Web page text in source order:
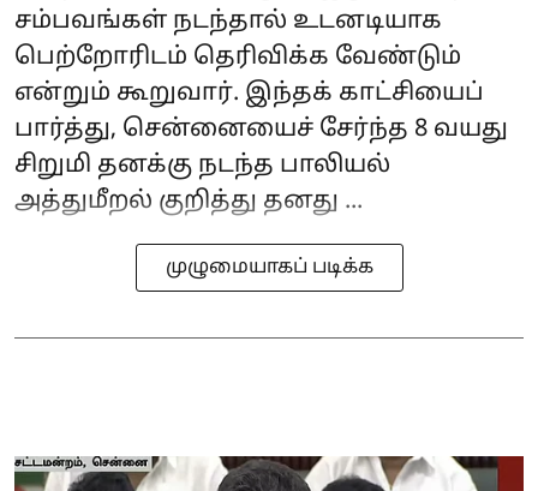
சம்பவங்கள் நடந்தால் உடனடியாக
பெற்றோரிடம் தெரிவிக்க வேண்டும்
என்றும் கூறுவார். இந்தக் காட்சியைப்
பார்த்து, சென்னையைச் சேர்ந்த 8 வயது
சிறுமி தனக்கு நடந்த பாலியல்
அத்துமீறல் குறித்து தனது ...
முழுமையாகப் படிக்க